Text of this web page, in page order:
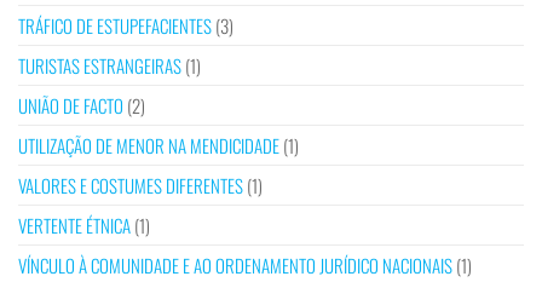
TRÁFICO DE ESTUPEFACIENTES(3)
TURISTAS ESTRANGEIRAS(1)
UNIÃO DE FACTO (2)
UTILIZAÇÃO DE MENOR NA MENDICIDADE(1)
VALORES E COSTUMES DIFERENTES(1)
VERTENTE ÉTNICA(1)
VÍNCULO À COMUNIDADE E AO ORDENAMENTO JURÍDICO NACIONAIS(1)